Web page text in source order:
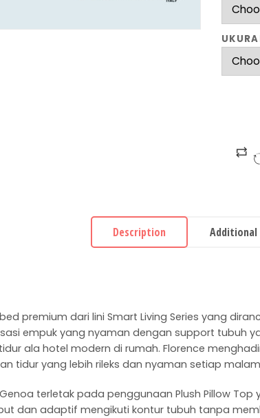
Description
premium dari lini Smart Living Series yang
empuk yang nyaman dengan support
ala hotel modern di rumah. Florence
tidur yang lebih rileks dan nyaman setiap
terletak pada penggunaan Plush Pillow
dan adaptif mengikuti kontur tubuh tanpa